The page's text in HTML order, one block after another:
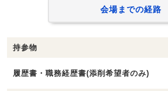
会場までの経路
持参物
履歴書・職務経歴書(添削希望者のみ)